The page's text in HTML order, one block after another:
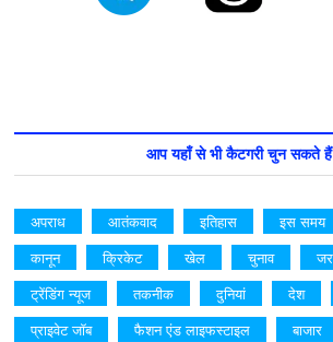
आप यहाँ से भी कैटगरी चुन सकते
अपराध आतंकवाद इतिहास इस समय
कानून
क्रिकेट खेल चुनाव
ट्रेंडिंग न्यूज
तकनीक दुनियां देश
प्राइवेट जॉब
फैशन एंड लाइफस्टाइल बाजार